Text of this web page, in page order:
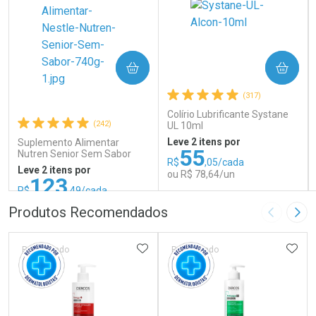
(242)
Suplemento Alimentar
Nutren Senior Sem Sabor
740g
Leve 2 itens por
R$123,49/cada
COMPRAR
FECHAR
FECHAR
Por Menos
(317)
Colírio Lubrificante Systane
UL 10ml
Leve 2 itens por
R$55,05/cada
ou R$ 78,64/un
COMPRAR
Por Menos
Produtos Recomendados Imagem
Patrocinado ADICIONAR AOS FAVORITOS
Patrocinado